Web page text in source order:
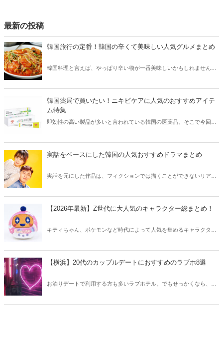
最新の投稿
韓国旅行の定番！韓国の辛くて美味しい人気グルメまとめ
韓国料理と言えば、やっぱり辛い物が一番美味しいかもしれません。
方も必見です。
韓国薬局で買いたい！ニキビケアに人気のおすすめアイテ
ム特集
即効性の高い製品が多いと言われている韓国の医薬品。そこで今回は
う。
実話をベースにした韓国の人気おすすめドラマまとめ
実話を元にした作品は、フィクションでは描くことができないリアル
【2026年最新】Z世代に大人気のキャラクター総まとめ！
キティちゃん、ポケモンなど時代によって人気を集めるキャラクター
クしてみましょう。
【横浜】20代のカップルデートにおすすめのラブホ8選
お泊りデートで利用する方も多いラブホテル。でもせっかくなら、キ